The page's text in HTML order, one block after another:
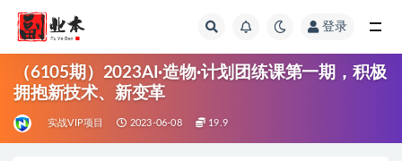
登录
（6105期）2023AI·造物·计划团练课第一期，积极
拥抱新技术、新变革
实战VIP项目 2023-06-08 19.9